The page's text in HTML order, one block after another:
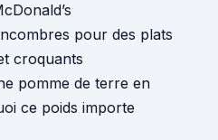
pour des plats
croquants
pomme de terre en
ce poids importe